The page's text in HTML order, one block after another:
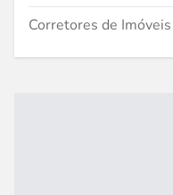
Corretores de